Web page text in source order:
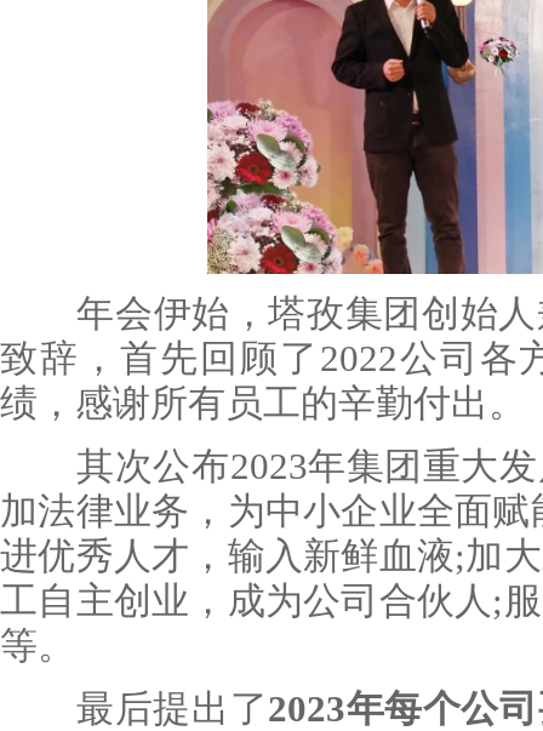
年会伊始，塔孜集团创始人
致辞，首先回顾了2022公司各
绩，感谢所有员工的辛勤付出。
其次公布2023年集团重大发
加法律业务，为中小企业全面
进优秀人才，输入新鲜血液;加
工自主创业，成为公司合伙人;
等。
最后提出了2023年每个公